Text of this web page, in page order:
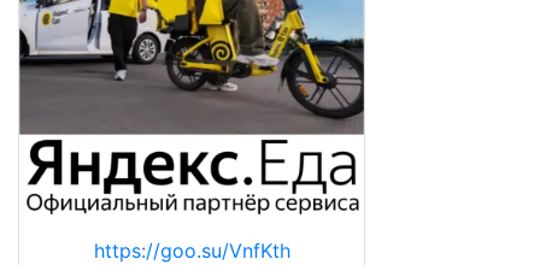
https://goo.su/VnfKth